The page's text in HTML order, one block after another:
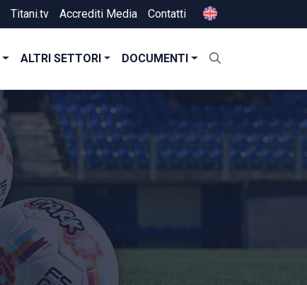
Titani.tv Accrediti Media Contatti
ALTRI SETTORI DOCUMENTI